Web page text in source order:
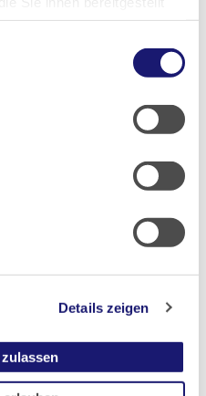
Ihrer Nutzung der Dienste
Details zeigen